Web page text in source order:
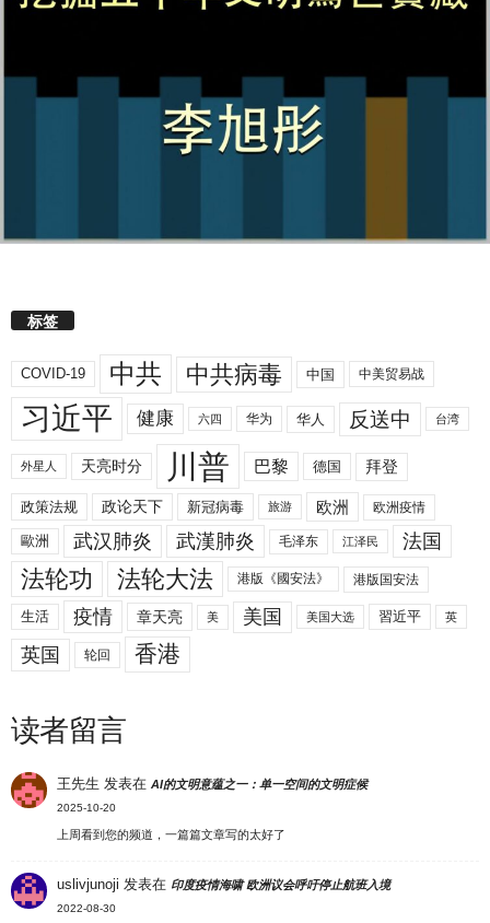
标签
COVID-19 中共 中共病毒 中国 中美贸易战
习近平 健康 六四 华为 华人 反送中 台湾
外星人 天亮时分 川普 巴黎 德国 拜登
政策法规 政论天下 新冠病毒 旅游 欧洲 欧洲疫情
歐洲 武汉肺炎 武漢肺炎 毛泽东 江泽民 法国
法轮功 法轮大法 港版《國安法》 港版国安法
生活 疫情 章天亮 美 美国 美国大选 習近平 英
英国 轮回 香港
读者留言
王先生 发表在AI的文明意蕴之一：单一空间的文明症候
2025-10-20
上周看到您的频道，一篇篇文章写的太好了
uslivjunoji 发表在 印度疫情海啸 欧洲议会呼吁停止航班入境
2022-08-30